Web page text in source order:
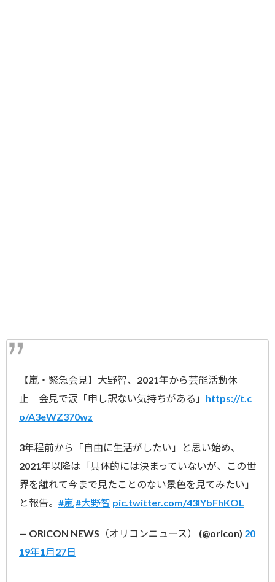
【嵐・緊急会見】大野智、2021年から芸能活動休
止 会見で涙「申し訳ない気持ちがある」 https://t.c
o/A3eWZ370wz
3年程前から「自由に生活がしたい」と思い始め、
2021年以降は「具体的には決まっていないが、この世
界を離れて今まで見たことのない景色を見てみたい」
と報告。 #嵐#大野智 pic.twitter.com/43IYbFhKOL
— ORICON NEWS（オリコンニュース） (@oricon) 20
19年1月27日